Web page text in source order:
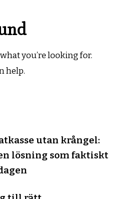
you’re looking for.
help.
utan krångel:
lösning som faktiskt